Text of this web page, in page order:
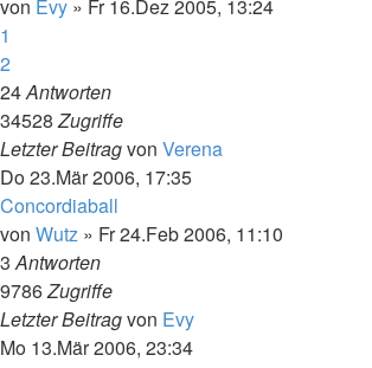
von Evy » Fr 16.Dez 2005, 13:24
1
2
24Antworten
34528Zugriffe
Letzter Beitragvon Verena
Do 23.Mär 2006, 17:35
Concordiaball
von Wutz » Fr 24.Feb 2006, 11:10
3Antworten
9786Zugriffe
Letzter Beitragvon Evy
Mo 13.Mär 2006, 23:34